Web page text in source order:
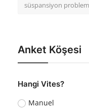
süspansiyon
Anket Köşesi
Hangi Vites?
Manuel